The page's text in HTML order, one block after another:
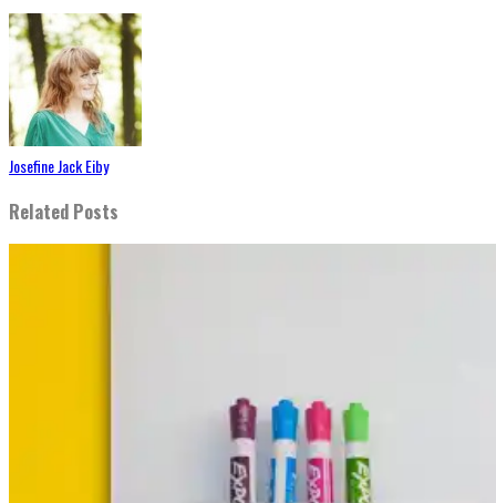
Josefine Jack Eiby
Related Posts